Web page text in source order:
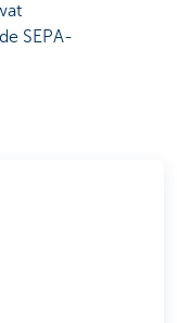
SEPA-